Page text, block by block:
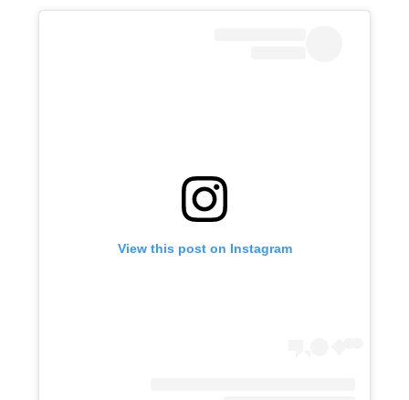
View this post on Instagram